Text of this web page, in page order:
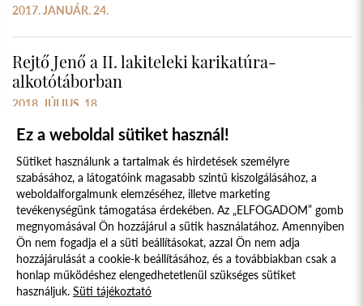
2017. JANUÁR. 24.
Rejtő Jenő a II. lakiteleki karikatúra-
alkotótáborban
2018. JÚLIUS. 18.
Süti szabályzat Adatvédelmi nyilatkozat
Jogi nyilatkozat
© 2017 - 2026 NÉPFŐISKOLA ALAPÍTVÁNY, LAKITELEK. MINDEN JOG
Ez a weboldal sütiket használ!
Sütiket használunk a tartalmak és hirdetések személyre
szabásához, a látogatóink magasabb szintű kiszolgálásához, a
weboldalforgalmunk elemzéséhez, illetve marketing
tevékenységünk támogatása érdekében. Az „ELFOGADOM” gomb
megnyomásával Ön hozzájárul a sütik használatához. Amennyiben
Ön nem fogadja el a süti beállításokat, azzal Ön nem adja
hozzájárulását a cookie-k beállításához, és a továbbiakban csak a
honlap működéshez elengedhetetlenül szükséges sütiket
használjuk. Süti tájékoztató